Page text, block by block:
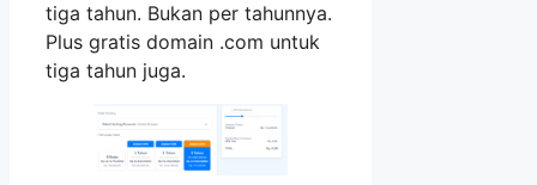
tiga tahun. Bukan per tahunnya.
Plus gratis domain .com untuk
tiga tahun juga.